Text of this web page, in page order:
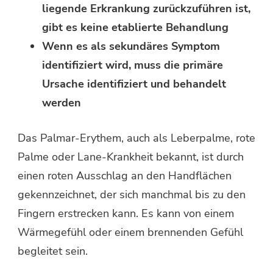
liegende Erkrankung zurückzuführen ist,
gibt es keine etablierte Behandlung
Wenn es als sekundäres Symptom
identifiziert wird, muss die primäre
Ursache identifiziert und behandelt
werden
Das Palmar-Erythem, auch als Leberpalme, rote
Palme oder Lane-Krankheit bekannt, ist durch
einen roten Ausschlag an den Handflächen
gekennzeichnet, der sich manchmal bis zu den
Fingern erstrecken kann. Es kann von einem
Wärmegefühl oder einem brennenden Gefühl
begleitet sein.